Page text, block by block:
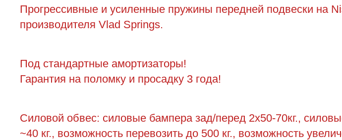
Прогрессивные и усиленные пружины передней подвески на
производителя Vlad Springs.
Под стандартные амортизаторы!
Гарантия на поломку и просадку 3 года!
Силовой обвес: силовые бампера зад/перед 2х50-70кг.,
~40 кг., возможность перевозить до 500 кг., возможность